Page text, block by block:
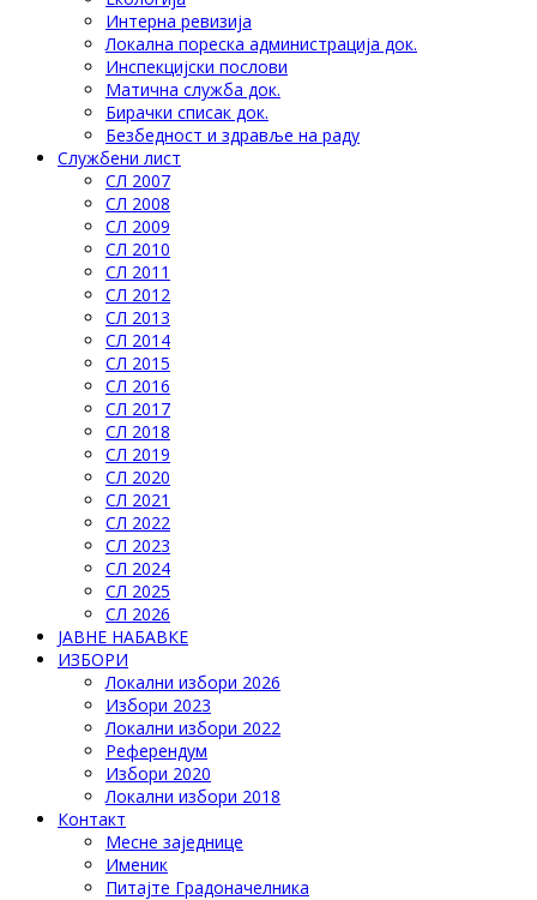
Интерна ревизија
Локална пореска администрација док.
Инспекцијски послови
Матична служба док.
Бирачки списак док.
Безбедност и здравље на раду
Службени лист
СЛ 2007
СЛ 2008
СЛ 2009
СЛ 2010
СЛ 2011
СЛ 2012
СЛ 2013
СЛ 2014
СЛ 2015
СЛ 2016
СЛ 2017
СЛ 2018
СЛ 2019
СЛ 2020
СЛ 2021
СЛ 2022
СЛ 2023
СЛ 2024
СЛ 2025
СЛ 2026
ЈАВНЕ НАБАВКЕ
ИЗБОРИ
Локални избори 2026
Избори 2023
Локални избори 2022
Референдум
Избори 2020
Локални избори 2018
Контакт
Месне заједнице
Именик
Питајте Градоначелника